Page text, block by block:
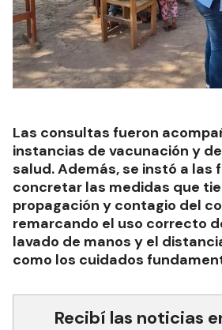
Las consultas fueron
instancias de vacunación y
salud. Además, se instó a las
concretar las medidas que
propagación y contagio del
remarcando el uso correcto
lavado de manos y el
como los cuidados
Recibí las noticias